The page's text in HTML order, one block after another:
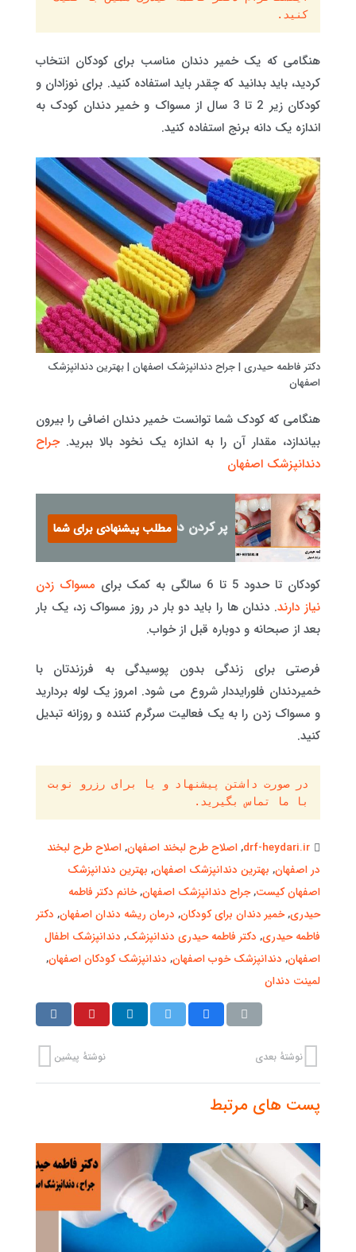
کنید.
هنگامی که یک خمیر دندان مناسب برای کودکان انتخاب
کردید، باید بدانید که چقدر باید استفاده کنید. برای نوزادان و
کودکان زیر 2 تا 3 سال از مسواک و خمیر دندان کودک به
اندازه یک دانه برنج استفاده کنید.
دکتر فاطمه حیدری | جراح دندانپزشک اصفهان | بهترین دندانپزشک
اصفهان
هنگامی که کودک شما توانست خمیر دندان اضافی را بیرون
بیاندازد، مقدار آن را به اندازه یک نخود بالا ببرید.جراح
دندانپزشک اصفهان
پر کردن دندان چیست؟
مطلب پیشنهادی برای شما
کودکان تا حدود 5 تا 6 سالگی به کمک برای
مسواک زدن
نیاز دارند. دندان ها را باید دو بار در روز مسواک زد، یک بار
بعد از صبحانه و دوباره قبل از خواب.
فرصتی برای زندگی بدون پوسیدگی به فرزندتان با
خمیردندان فلورایددار شروع می شود. امروز یک لوله بردارید
و مسواک زدن را به یک فعالیت سرگرم کننده و روزانه تبدیل
کنید.
با ما تماس بگیرید.
drf-heydari.ir
,اصلاح طرح لبخند اصفهان,اصلاح طرح لبخند
در اصفهان, بهترین دندانپزشک اصفهان, بهترین دندانپزشک
اصفهان کیست,جراح دندانپزشک اصفهان,خانم دکتر فاطمه
حیدری,خمیر دندان برای کودکان, درمان ریشه دندان اصفهان, دکتر
فاطمه حیدری, دکتر فاطمه حیدری دندانپزشک, دندانپزشک اطفال
اصفهان, دندانپزشک خوب اصفهان, دندانپزشک کودکان اصفهان,
لمینت دندان
نوشتهٔ پیشین نوشتهٔ بعدی
پست های مرتبط